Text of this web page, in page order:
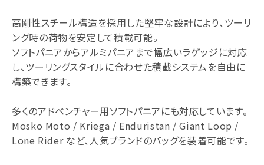
高剛性スチール構造を採用した堅牢な設計により、ツーリ
ング時の荷物を安定して積載可能。
ソフトパニアからアルミパニアまで幅広いラゲッジに対応
し、ツーリングスタイルに合わせた積載システムを自由に
構築できます。
多くのアドベンチャー用ソフトパニアにも対応しています。
Mosko Moto / Kriega / Enduristan / Giant Loop /
Lone Rider など、人気ブランドのバッグを装着可能です。